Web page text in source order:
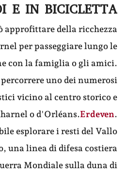
E IN BICICLETTA
approfittare della ricchezza
per passeggiare lungo le
con la famiglia o gli amici.
percorrere uno dei numerosi
vicino al centro storico e
o d'Orléans.Erdeven.
esplorare i resti del Vallo
una linea di difesa costiera
Mondiale sulla duna di